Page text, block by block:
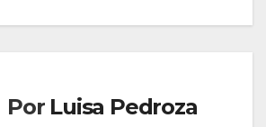
Por Luisa Pedroza